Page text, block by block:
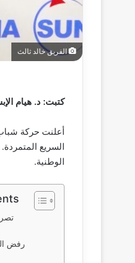
الفريق خالد ثالث
كتبت: د. هيام
أعلنت حركة شباب
السريع
الوطنية.
رفض